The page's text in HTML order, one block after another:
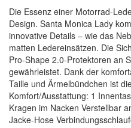
Die Essenz einer Motorrad-
Design. Santa Monica Lady
innovative Details – wie das
matten Ledereinsätzen. Die
Pro-Shape 2.0-Protektoren an
gewährleistet. Dank der
Taille und Ärmelbündchen ist
Komfort/Ausstattung: 1
Kragen im Nacken Verstellbar
Jacke-Hose